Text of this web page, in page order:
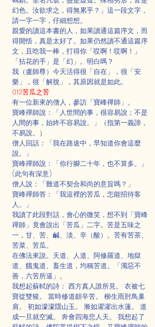
幻色。汝欲求之，得無累乎？」這一段文字，
請一字一字，仔細想想。
親愛的讀這本書的人，如果讀通這篇序文，而
得開悟，真是太好了。如果仍然讀不通這篇序
文，且吃我一棒，打得你「哎啊！哎啊！」
「拈花的手」是「幻」。明白嗎？
我（盧師尊）今天活得很「自在」，很「安
樂」，很「解脫」，其原因就是如此。
012苦瓜之苦
有一位新來的僧人，參訪「寶峰禪師」。
寶峰禪師說：「人世間的事，很容易說；不是
人間的事，始終不容易說。」（指第一義諦，
不易說。）
僧人回話：「我在路途中，早知道你會這麼
說。」
寶峰禪師說：「你行腳二十年，也不算多。」
(此句有深意)
僧人說：「難道不契合和尚的意旨嗎？」
寶峰禪師答：「我這裡的苦瓜，怎能招待客
人。」
我讀了此段對話，會心的微笑，想不到「寶峰
禪師」竟會說出「苦瓜」二字。苦是五味之
一，甘、苦、鹹、淡、辛（酸）。苦有苦茶、
苦菜、苦瓜。
在佛法來說。天道、人道、阿修羅道、地獄
道、餓鬼道、畜生道，均稱苦道。「濁惡不
善，六苦所逼」。
我想起蘇軾的詩： 西方真人誰所見。 衣被七
寶從雙狻。 當時修道頗辛苦。 柳生雨肘鳥巢
肩。 初如濛濛隱山玉。 漸如濯濯出水蓮。 道
成一旦就空滅。 奔會四海悲人天。 我想起了